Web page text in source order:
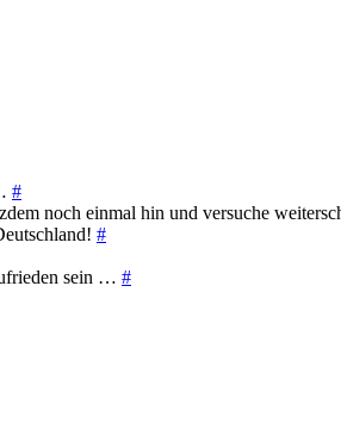
#
noch einmal hin und versuche
#
sein … #